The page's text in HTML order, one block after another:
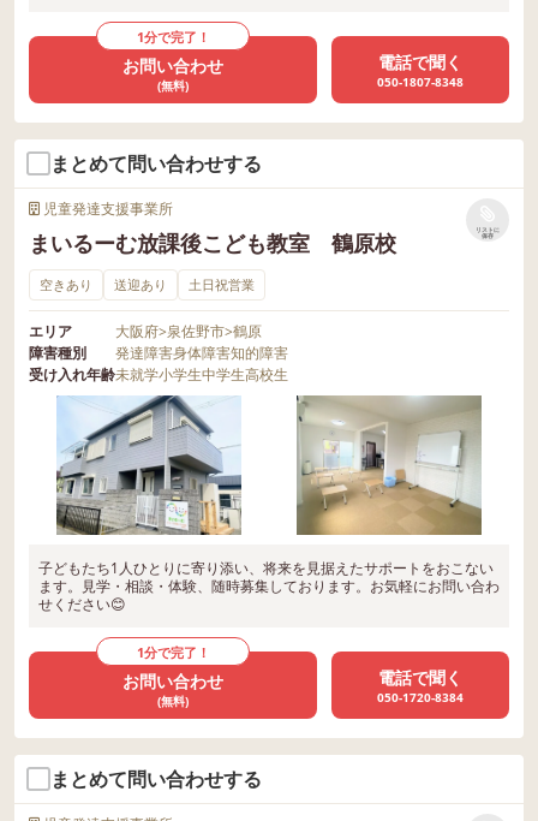
1分で完了！
お問い合わせ
(無料)
電話で聞く
050-1807-8348
まとめて問い合わせする
児童発達支援事業所
まいるーむ放課後こども教室 鶴原校
リストに
保存
空きあり 送迎あり 土日祝営業
エリア 大阪府>泉佐野市>鶴原
障害種別
発達障害身体障害知的障害
受け入れ年齢未就学小学生中学生高校生
子どもたち1人ひとりに寄り添い、将来を見据えたサポートをおこない
ます。見学・相談・体験、随時募集しております。お気軽にお問い合わ
せください😊
1分で完了！
お問い合わせ
(無料)
電話で聞く
050-1720-8384
まとめて問い合わせする